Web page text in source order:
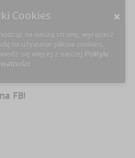
Instagram
FB!
Cookies
na naszą stronę, wyrażasz
na używanie plików cookies.
się więcej z naszej Polityki